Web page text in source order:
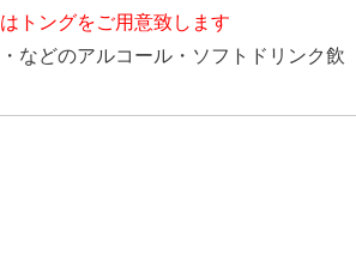
トングをご用意致します
などのアルコール・ソフトドリンク飲